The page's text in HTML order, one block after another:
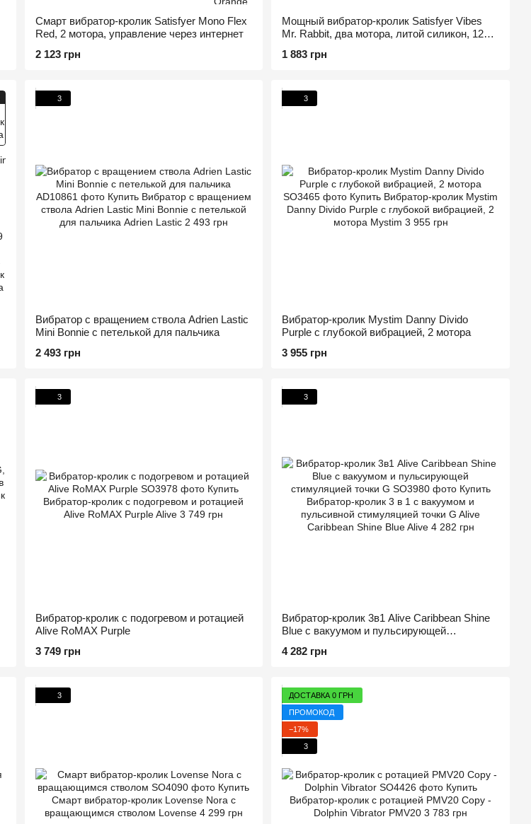
Смарт вибратор-кролик Satisfyer Mono Flex
Red, 2 мотора, управление через интернет
2 123 грн
Мощный вибратор-кролик Satisfyer Vibes
Mr. Rabbit, два мотора, литой силикон, 12
1 883 грн
3
Вибратор с вращением ствола Adrien Lastic
Mini Bonnie с петелькой для пальчика
2 493 грн
3
Вибратор-кролик Mystim Danny Divido
Purple с глубокой вибрацией, 2 мотора
3 955 грн
3
Вибратор-кролик с подогревом и ротацией
Alive RoMAX Purple
3 749 грн
3
Вибратор-кролик 3в1 Alive Caribbean Shine
Blue с вакуумом и пульсирующей
4 282 грн
3
ДОСТАВКА 0 ГРН
ПРОМОКОД
−17%
3